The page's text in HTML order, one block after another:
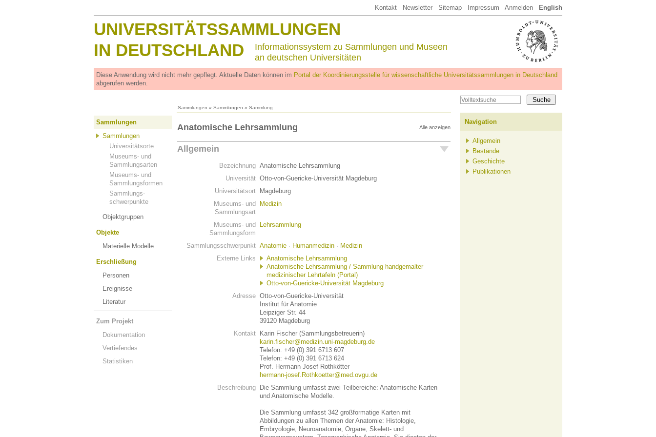
Kontakt Newsletter Sitemap Impressum Anmelden English
UNIVERSITÄTSSAMMLUNGEN
IN DEUTSCHLAND
Informationssystem zu Sammlungen und Museen
an deutschen Universitäten
Diese Anwendung wird nicht mehr gepflegt. Aktuelle Daten können im Portal der Koordinierungsstelle für wissenschaftliche Universitätssammlungen in Deutschland
abgerufen werden.
Sammlungen » Sammlungen » Sammlung
Sammlungen
Sammlungen
Universitätsorte
Museums- und
Sammlungsarten
Museums- und
Sammlungsformen
Sammlungs-
schwerpunkte
Objektgruppen
Objekte
Materielle Modelle
Erschließung
Personen
Ereignisse
Literatur
Zum Projekt
Dokumentation
Vertiefendes
Statistiken
Alle anzeigen
Anatomische Lehrsammlung
Allgemein
Bezeichnung Anatomische Lehrsammlung
Universität Otto-von-Guericke-Universität Magdeburg
Universitätsort
Magdeburg
Museums- und
Sammlungsart
Medizin
Museums- und
Sammlungsform
Lehrsammlung
Sammlungsschwerpunkt Anatomie · Humanmedizin · Medizin
Externe Links
Anatomische Lehrsammlung
Anatomische Lehrsammlung / Sammlung handgemalter
medizinischer Lehrtafeln (Portal)
Otto-von-Guericke-Universität Magdeburg
Adresse Otto-von-Guericke-Universität
Institut für Anatomie
Leipziger Str. 44
39120 Magdeburg
Kontakt
Karin Fischer (Sammlungsbetreuerin)
karin.fischer@medizin.uni-magdeburg.de
Telefon: +49 (0) 391 6713 607
Telefon: +49 (0) 391 6713 624
Prof. Hermann-Josef Rothkötter
hermann-josef.Rothkoetter@med.ovgu.de
Beschreibung
Die Sammlung umfasst zwei Teilbereiche: Anatomische Karten
und Anatomische Modelle.
Die Sammlung umfasst 342 großformatige Karten mit
Abbildungen zu allen Themen der Anatomie: Histologie,
Embryologie, Neuroanatomie, Organe, Skelett- und
Navigation
Allgemein
Bestände
Geschichte
Publikationen